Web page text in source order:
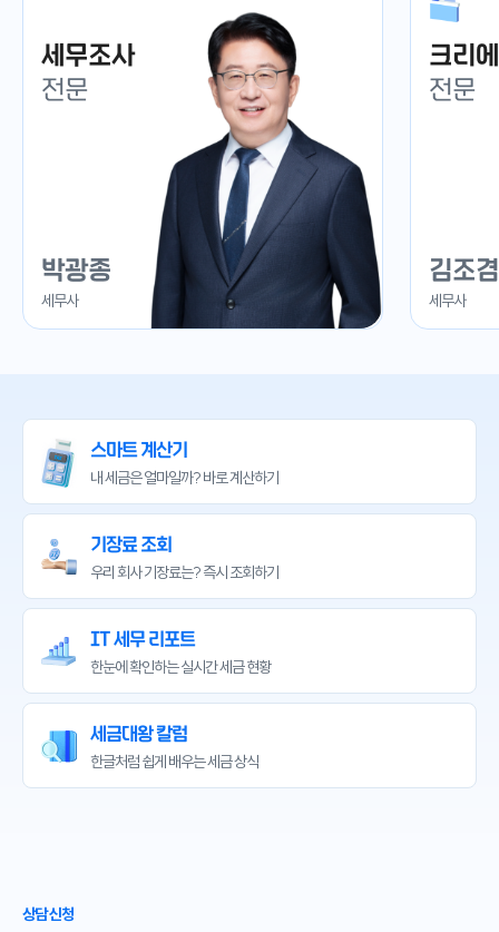
박광종
세무사
세무조사
전문
김조겸
세무사
크리
전문
스마트 계산기
내 세금은 얼마일까?바로 계산하기
기장료 조회
우리 회사 기장료는?즉시 조회하기
IT 세무 리포트
한눈에 확인하는실시간 세금 현황
세금대왕 칼럼
한글처럼 쉽게 배우는세금 상식
상담 신청